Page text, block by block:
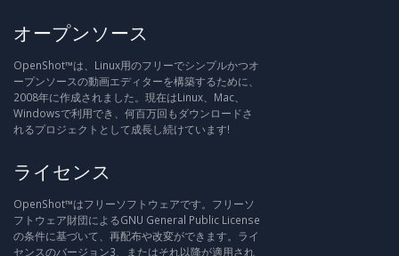
オープンソース
OpenShot™は、Linux用のフリーでシンプルかつオ
ープンソースの動画エディターを構築するために、
2008年に作成されました。現在はLinux、Mac、
Windowsで利用でき、何百万回もダウンロードさ
れるプロジェクトとして成長し続けています!
ライセンス
OpenShot™はフリーソフトウェアです。フリーソ
フトウェア財団によるGNU General Public License
の条件に基づいて、再配布や改変ができます。ライ
センスのバージョン3、またはそれ以降が適用され